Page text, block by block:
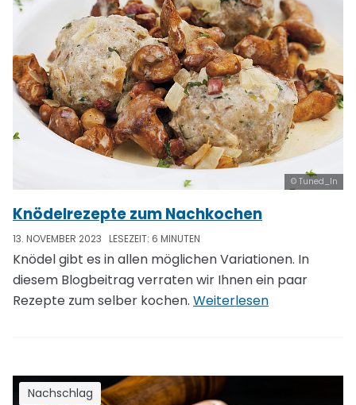
© Tuned_In
Knödelrezepte zum Nachkochen
13. NOVEMBER 2023 LESEZEIT: 6 MINUTEN
Knödel gibt es in allen möglichen Variationen. In
diesem Blogbeitrag verraten wir Ihnen ein paar
Rezepte zum selber kochen. Weiterlesen
Nachschlag